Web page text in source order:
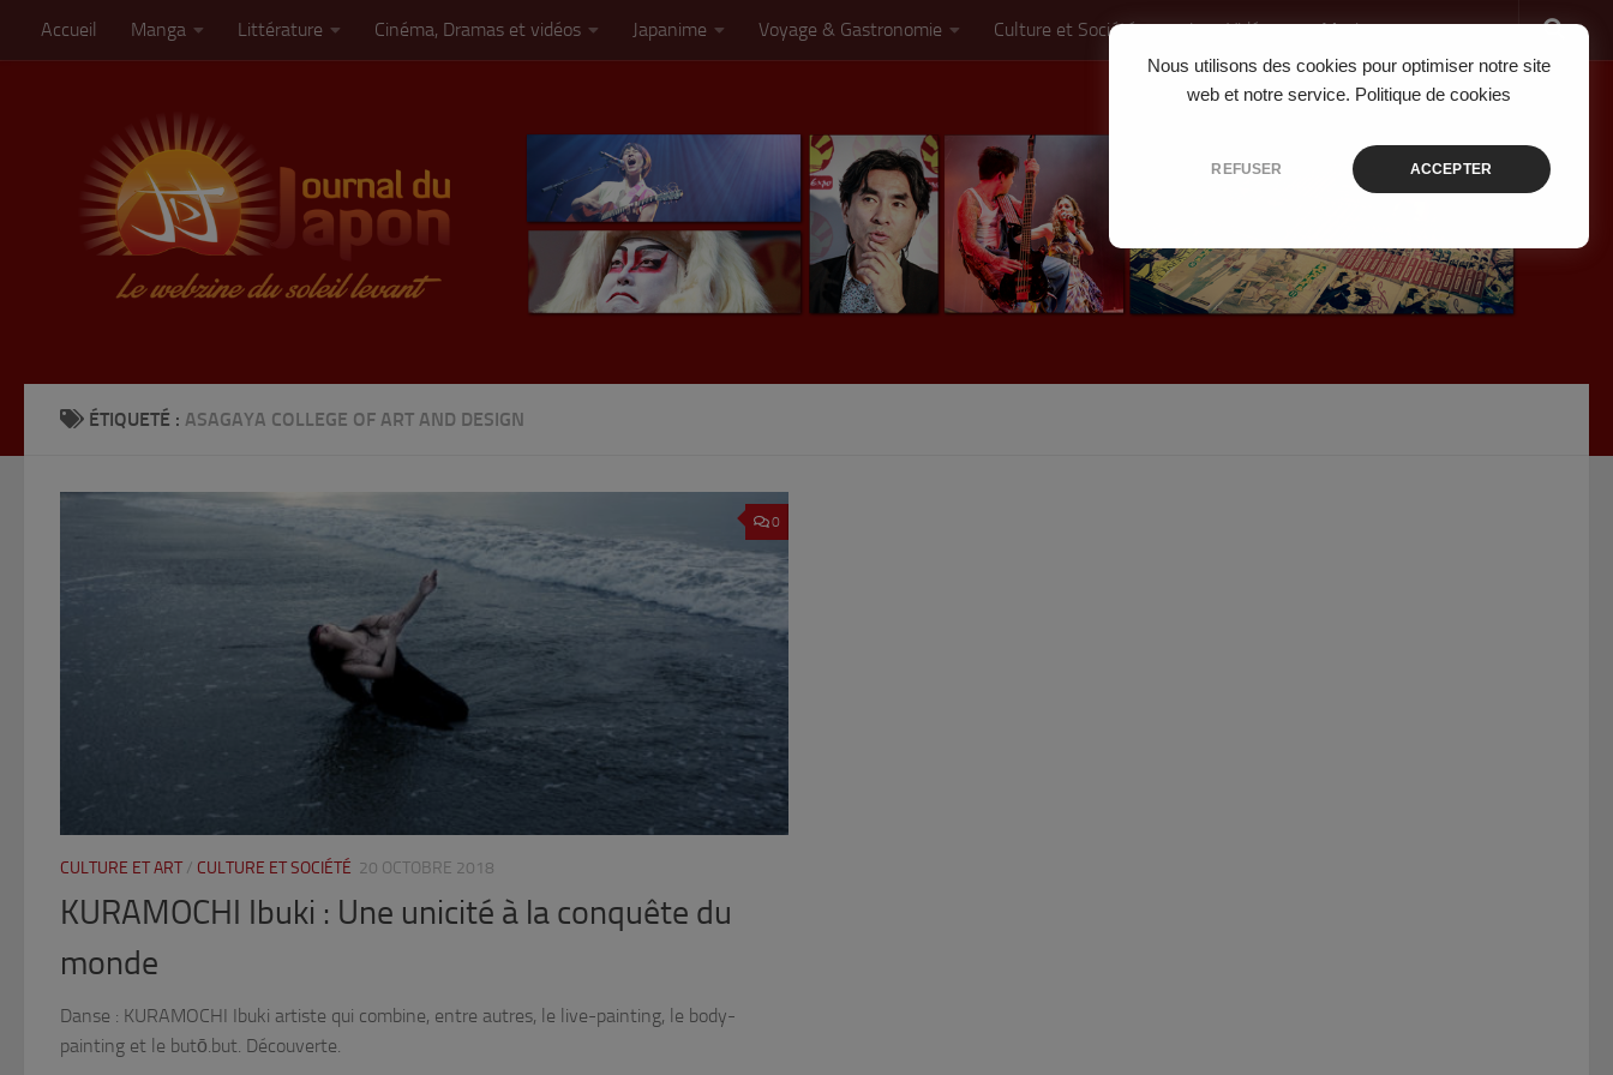
Nous utilisons des cookies pour optimiser notre site
web et notre service. Politique de cookies
REFUSER ACCEPTER
Skip to content
Accueil Manga Littérature Cinéma, Dramas et vidéos Japanime Voyage & Gastronomie Culture et Société Jeux Vidéo Musique
ÉTIQUETÉ : ASAGAYA COLLEGE OF ART AND DESIGN
0
CULTURE ET ART / CULTURE ET SOCIÉTÉ 20 OCTOBRE 2018
KURAMOCHI Ibuki : Une unicité à la conquête du
monde
Danse : KURAMOCHI Ibuki artiste qui combine, entre autres, le live-painting, le body-
painting et le butō.but. Découverte.